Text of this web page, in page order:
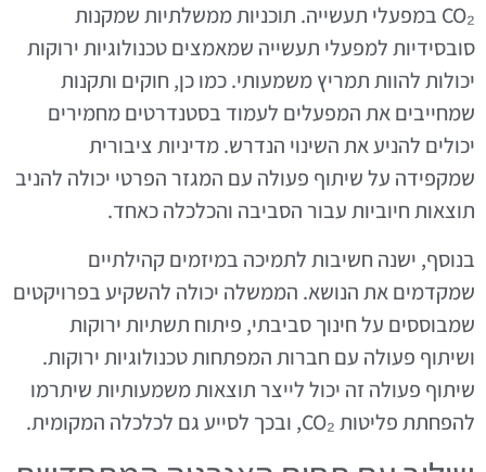
CO₂ במפעלי תעשייה. תוכניות ממשלתיות שמקנות
סובסידיות למפעלי תעשייה שמאמצים טכנולוגיות ירוקות
יכולות להוות תמריץ משמעותי. כמו כן, חוקים ותקנות
שמחייבים את המפעלים לעמוד בסטנדרטים מחמירים
יכולים להניע את השינוי הנדרש. מדיניות ציבורית
שמקפידה על שיתוף פעולה עם המגזר הפרטי יכולה להניב
תוצאות חיוביות עבור הסביבה והכלכלה כאחד.
בנוסף, ישנה חשיבות לתמיכה במיזמים קהילתיים
שמקדמים את הנושא. הממשלה יכולה להשקיע בפרויקטים
שמבוססים על חינוך סביבתי, פיתוח תשתיות ירוקות
ושיתוף פעולה עם חברות המפתחות טכנולוגיות ירוקות.
שיתוף פעולה זה יכול לייצר תוצאות משמעותיות שיתרמו
להפחתת פליטות CO₂, ובכך לסייע גם לכלכלה המקומית.